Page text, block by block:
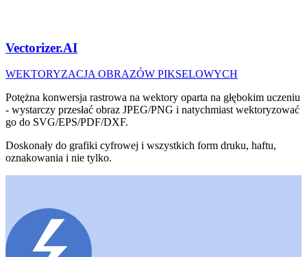
Vectorizer.AI
WEKTORYZACJA OBRAZÓW PIKSELOWYCH
Potężna konwersja rastrowa na wektory oparta na głębokim uczeniu
- wystarczy przesłać obraz JPEG/PNG i natychmiast wektoryzować
go do SVG/EPS/PDF/DXF.
Doskonały do grafiki cyfrowej i wszystkich form druku, haftu,
oznakowania i nie tylko.